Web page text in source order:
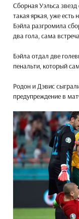
Сборная Уэльса
такая яркая, уже
Бэйла разгромила
два гола, сама
Бэйла отдал две
пенальти, который
Родон и Дэвис
предупреждение в